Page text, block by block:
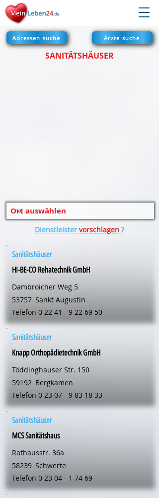
Adressen suche Ärzte suche
SANITÄTSHÄUSER
Dienstleister vorschlagen ?
Sanitätshäuser
HI-BE-CO Rehatechnik GmbH
Dambroicher Weg 5
53757 Sankt Augustin
Telefon 0 22 41 - 9 22 69 50
Sanitätshäuser
Knapp Orthopädietechnik GmbH
Töddinghauser Str. 150
59192 Bergkamen
Telefon 0 23 07 - 9 83 18 33
Sanitätshäuser
MCS Sanitätshaus
Rathausstr. 36a
58239 Schwerte
Telefon 0 23 04 - 1 74 69